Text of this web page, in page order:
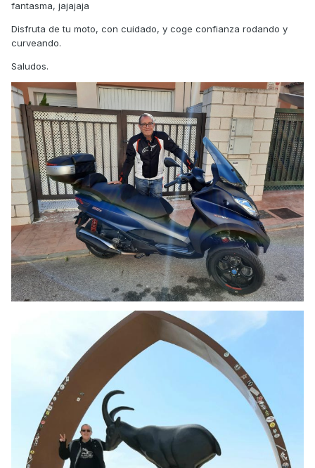
fantasma, jajajaja
Disfruta de tu moto, con cuidado, y coge confianza rodando y
curveando.
Saludos.